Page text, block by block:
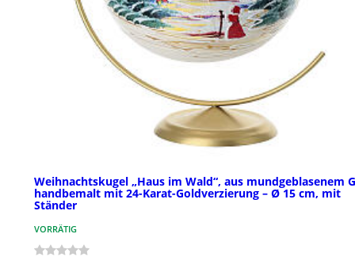
Weihnachtskugel „Haus im Wald“, aus mundgeblasenem
handbemalt mit 24-Karat-Goldverzierung – Ø 15 cm, mit
Ständer
VORRÄTIG